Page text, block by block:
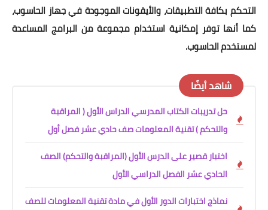
التحكم بكافة التطبيقات، والأيقونات الموجودة في جهاز الحاسوب،
كما أنها توفر إمكانية استخدام مجموعة من البرامج المساعدة
لمستخدم الحاسوب.
شاهد أيضًا
حل تدريبات الكتاب المدرسي الدراس الأول ( المراقبة
والتحكم ) تقنية المعلومات صف حادي عشر فصل أول
اختبار قصير على الدرس الأول (المراقبة والتحكم) الصف
الحادي عشر الفصل الدراسي الأول
نماذج اختبارات الدور الأول في مادة تقنية المعلومات للصف